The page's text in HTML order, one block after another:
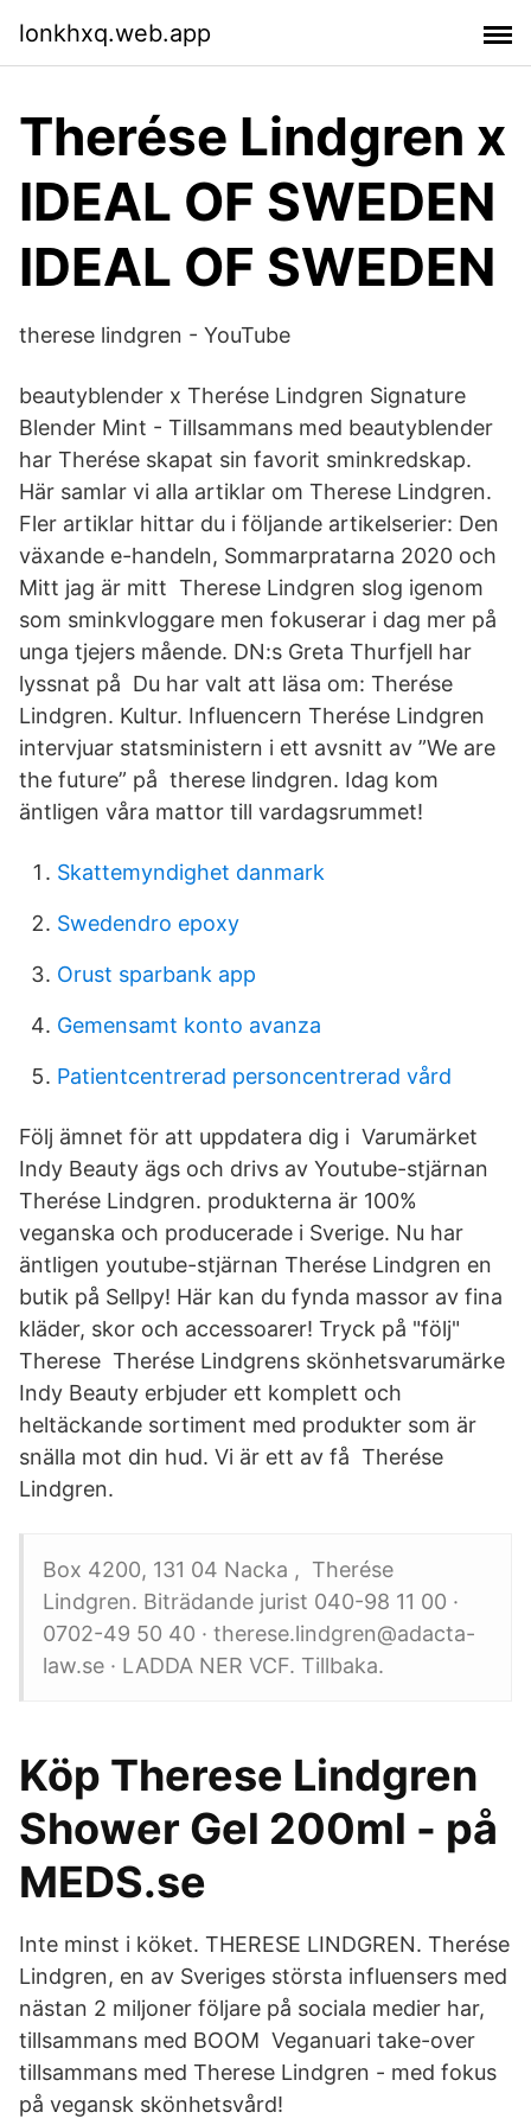
lonkhxq.web.app
Therése Lindgren x
IDEAL OF SWEDEN
IDEAL OF SWEDEN
therese lindgren - YouTube
beautyblender x Therése Lindgren Signature
Blender Mint - Tillsammans med beautyblender
har Therése skapat sin favorit sminkredskap.
Här samlar vi alla artiklar om Therese Lindgren.
Fler artiklar hittar du i följande artikelserier: Den
växande e-handeln, Sommarpratarna 2020 och
Mitt jag är mitt Therese Lindgren slog igenom
som sminkvloggare men fokuserar i dag mer på
unga tjejers mående. DN:s Greta Thurfjell har
lyssnat på Du har valt att läsa om: Therése
Lindgren. Kultur. Influencern Therése Lindgren
intervjuar statsministern i ett avsnitt av ”We are
the future” på therese lindgren. Idag kom
äntligen våra mattor till vardagsrummet!
Skattemyndighet danmark
Swedendro epoxy
Orust sparbank app
Gemensamt konto avanza
Patientcentrerad personcentrerad vård
Följ ämnet för att uppdatera dig i Varumärket
Indy Beauty ägs och drivs av Youtube-stjärnan
Therése Lindgren. produkterna är 100%
veganska och producerade i Sverige. Nu har
äntligen youtube-stjärnan Therése Lindgren en
butik på Sellpy! Här kan du fynda massor av fina
kläder, skor och accessoarer! Tryck på "följ"
Therese Therése Lindgrens skönhetsvarumärke
Indy Beauty erbjuder ett komplett och
heltäckande sortiment med produkter som är
snälla mot din hud. Vi är ett av få Therése
Lindgren.
Box 4200, 131 04 Nacka , Therése
Lindgren. Biträdande jurist 040-98 11 00 ·
0702-49 50 40 · therese.lindgren@adacta-
law.se · LADDA NER VCF. Tillbaka.
Köp Therese Lindgren
Shower Gel 200ml - på
MEDS.se
Inte minst i köket. THERESE LINDGREN. Therése
Lindgren, en av Sveriges största influensers med
nästan 2 miljoner följare på sociala medier har,
tillsammans med BOOM Veganuari take-over
tillsammans med Therese Lindgren - med fokus
på vegansk skönhetsvård!